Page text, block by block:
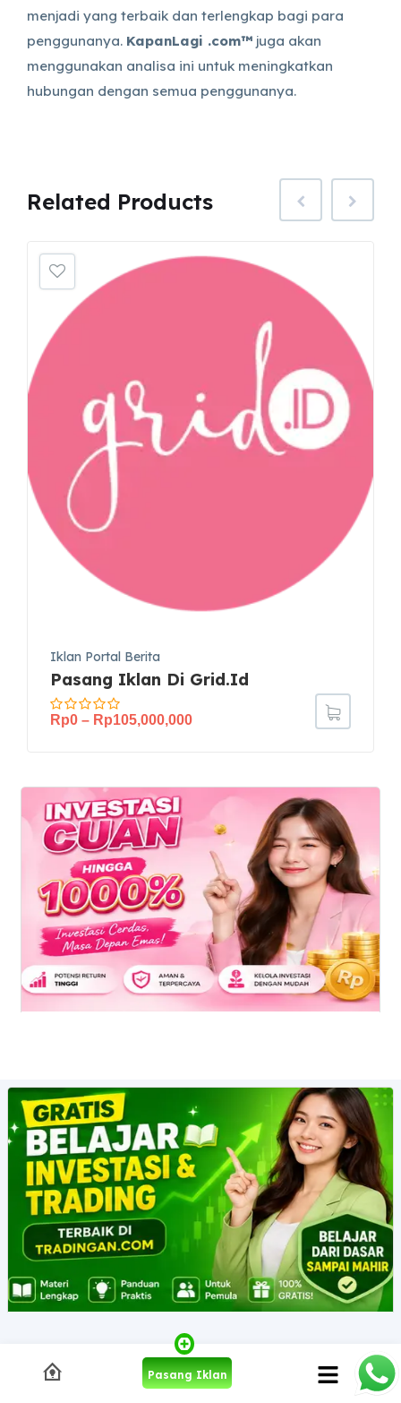
menjadi yang terbaik dan terlengkap bagi para
penggunanya. KapanLagi .com™ juga akan
menggunakan analisa ini untuk meningkatkan
hubungan dengan semua penggunanya.
Related Products
Iklan Portal Berita
Pasang Iklan Di Grid.id
Rp0 – Rp105,000,000
Pasang Iklan